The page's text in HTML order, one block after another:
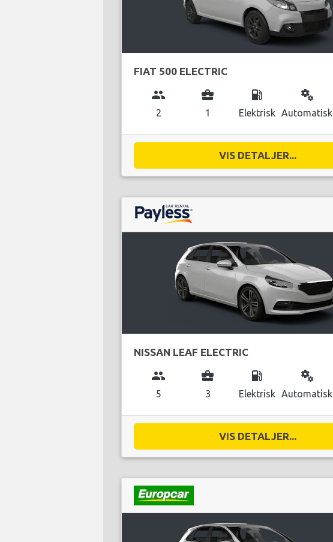
FIAT 500 ELECTRIC
group
2
business_center
1
local_gas_station
Elektrisk
miscellaneous_services
Automatisk
VIS DETALJER...
NISSAN LEAF ELECTRIC
group
5
business_center
3
local_gas_station
Elektrisk
miscellaneous_services
Automatisk
VIS DETALJER...